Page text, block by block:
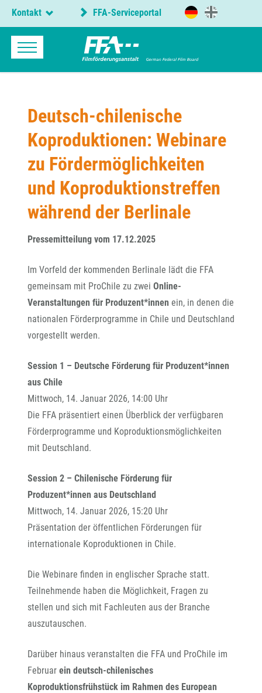
Kontakt FFA-Serviceportal
Deutsch-chilenische
Koproduktionen: Webinare
zu Fördermöglichkeiten
und Koproduktionstreffen
während der Berlinale
Pressemitteilung vom 17.12.2025
Im Vorfeld der kommenden Berlinale lädt die FFA
gemeinsam mit ProChile zu zwei Online-
Veranstaltungen für Produzent*innen ein, in denen die
nationalen Förderprogramme in Chile und Deutschland
vorgestellt werden.
Session 1 – Deutsche Förderung für Produzent*innen
aus Chile
Mittwoch, 14. Januar 2026, 14:00 Uhr
Die FFA präsentiert einen Überblick der verfügbaren
Förderprogramme und Koproduktionsmöglichkeiten
mit Deutschland.
Session 2 – Chilenische Förderung für
Produzent*innen aus Deutschland
Mittwoch, 14. Januar 2026, 15:20 Uhr
Präsentation der öffentlichen Förderungen für
internationale Koproduktionen in Chile.
Die Webinare finden in englischer Sprache statt.
Teilnehmende haben die Möglichkeit, Fragen zu
stellen und sich mit Fachleuten aus der Branche
auszutauschen.
Darüber hinaus veranstalten die FFA und ProChile im
Februar ein deutsch-chilenisches
Koproduktionsfrühstück im Rahmen des European